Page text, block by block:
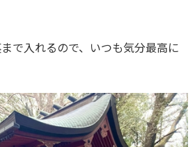
で入れるので、いつも気分最高に